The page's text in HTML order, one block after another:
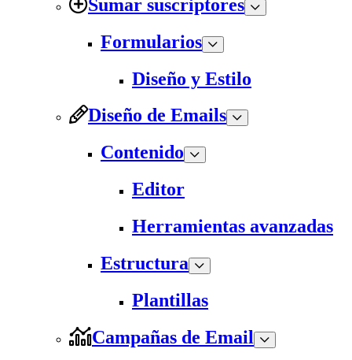
Sumar suscriptores
Formularios
Diseño y Estilo
Diseño de Emails
Contenido
Editor
Herramientas avanzadas
Estructura
Plantillas
Campañas de Email